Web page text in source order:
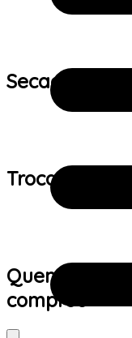
Secagem:
Trocas e
Quem viu
comprou